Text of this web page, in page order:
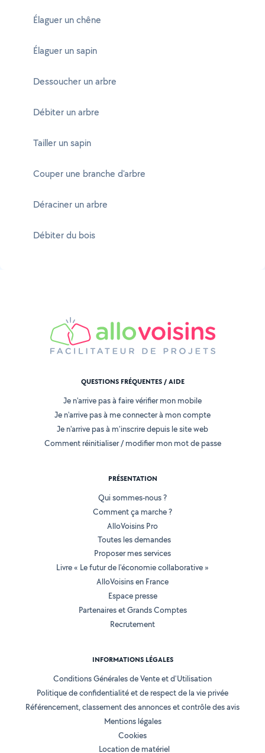
Élaguer un chêne
Élaguer un sapin
Dessoucher un arbre
Débiter un arbre
Tailler un sapin
Couper une branche d'arbre
Déraciner un arbre
Débiter du bois
QUESTIONS FRÉQUENTES / AIDE
Je n'arrive pas à faire vérifier mon mobile
Je n'arrive pas à me connecter à mon compte
Je n'arrive pas à m'inscrire depuis le site web
Comment réinitialiser / modifier mon mot de passe
PRÉSENTATION
Qui sommes-nous ?
Comment ça marche ?
AlloVoisins Pro
Toutes les demandes
Proposer mes services
Livre « Le futur de l'économie collaborative »
AlloVoisins en France
Espace presse
Partenaires et Grands Comptes
Recrutement
INFORMATIONS LÉGALES
Conditions Générales de Vente et d'Utilisation
Politique de confidentialité et de respect de la vie privée
Référencement, classement des annonces et contrôle des avis
Mentions légales
Cookies
Location de matériel